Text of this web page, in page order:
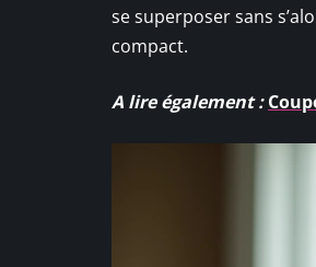
se superposer sans
compact.
A lire également :